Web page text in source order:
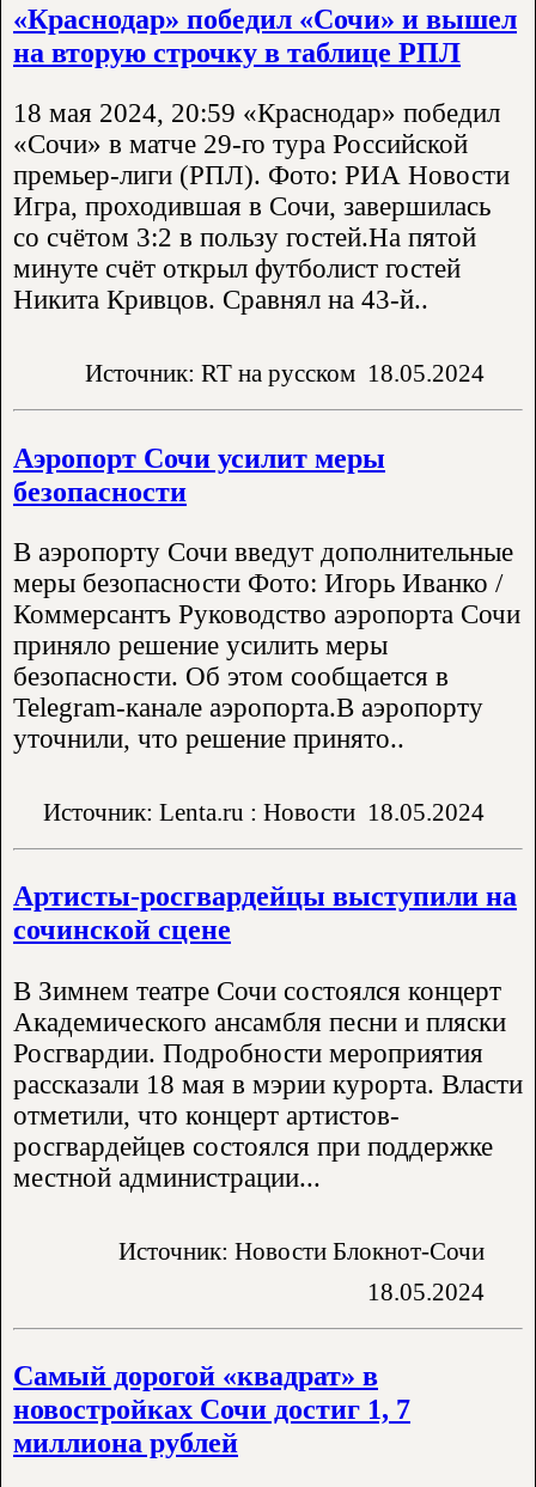
«Краснодар» победил «Сочи» и вышел
на вторую строчку в таблице РПЛ
18 мая 2024, 20:59 «Краснодар» победил
«Сочи» в матче 29-го тура Российской
премьер-лиги (РПЛ). Фото: РИА Новости
Игра, проходившая в Сочи, завершилась
со счётом 3:2 в пользу гостей.На пятой
минуте счёт открыл футболист гостей
Никита Кривцов. Сравнял на 43-й..
Источник: RT на русском 18.05.2024
Аэропорт Сочи усилит меры
безопасности
В аэропорту Сочи введут дополнительные
меры безопасности Фото: Игорь Иванко /
Коммерсантъ Руководство аэропорта Сочи
приняло решение усилить меры
безопасности. Об этом сообщается в
Telegram-канале аэропорта.В аэропорту
уточнили, что решение принято..
Источник: Lenta.ru : Новости 18.05.2024
Артисты-росгвардейцы выступили на
сочинской сцене
В Зимнем театре Сочи состоялся концерт
Академического ансамбля песни и пляски
Росгвардии. Подробности мероприятия
рассказали 18 мая в мэрии курорта. Власти
отметили, что концерт артистов-
росгвардейцев состоялся при поддержке
местной администрации...
Источник: Новости Блокнот-Сочи
18.05.2024
Самый дорогой «квадрат» в
новостройках Сочи достиг 1, 7
миллиона рублей